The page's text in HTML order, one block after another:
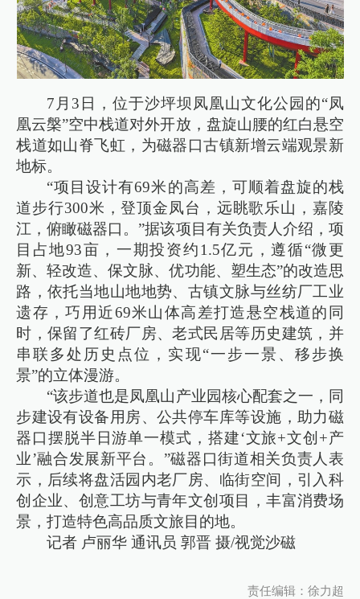
7月3日，位于沙坪坝凤凰山文化公园的“凤
凰云槃”空中栈道对外开放，盘旋山腰的红白悬空
栈道如山脊飞虹，为磁器口古镇新增云端观景新
地标。
“项目设计有69米的高差，可顺着盘旋的栈
道步行300米，登顶金凤台，远眺歌乐山，嘉陵
江，俯瞰磁器口。”据该项目有关负责人介绍，项
目占地93亩，一期投资约1.5亿元，遵循“微更
新、轻改造、保文脉、优功能、塑生态”的改造思
路，依托当地山地地势、古镇文脉与丝纺厂工业
遗存，巧用近69米山体高差打造悬空栈道的同
时，保留了红砖厂房、老式民居等历史建筑，并
串联多处历史点位，实现“一步一景、移步换
景”的立体漫游。
“该步道也是凤凰山产业园核心配套之一，同
步建设有设备用房、公共停车库等设施，助力磁
器口摆脱半日游单一模式，搭建‘文旅+文创+产
业’融合发展新平台。”磁器口街道相关负责人表
示，后续将盘活园内老厂房、临街空间，引入科
创企业、创意工坊与青年文创项目，丰富消费场
景，打造特色高品质文旅目的地。
记者 卢丽华 通讯员 郭晋 摄/视觉沙磁
责任编辑：徐力超